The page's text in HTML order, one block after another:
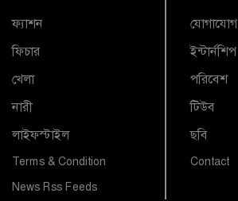
ফ্যাশন
ফিচার
খেলা
নারী
লাইফস্টাইল
Terms & Condition
News Rss Feeds
যোগাযোগ
ইন্টার্নশিপ
পরিবেশ
টিউব
ছবি
Contact